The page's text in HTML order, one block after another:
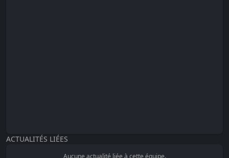
ACTUALITÉS LIÉES
Aucune actualité liée à cette équipe.